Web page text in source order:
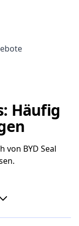
Häufig
von BYD Seal